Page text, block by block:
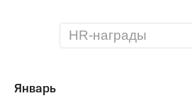
Руководство
МТС
о технологиях
HR-награды
Январь